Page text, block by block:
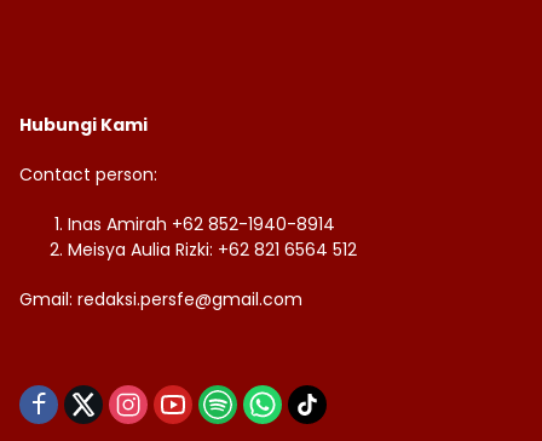
Hubungi Kami
Contact person:
Inas Amirah +62 852-1940-8914
Meisya Aulia Rizki: +62 821 6564 512
Gmail: redaksi.persfe@gmail.com